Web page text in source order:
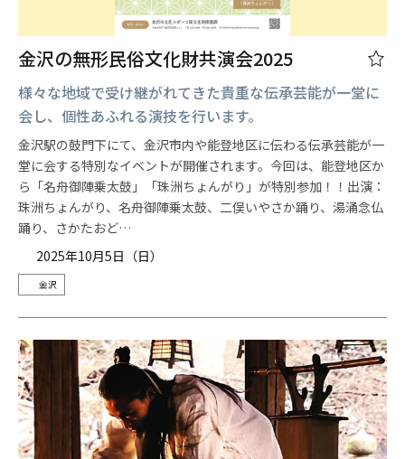
金沢の無形民俗文化財共演会2025
様々な地域で受け継がれてきた貴重な伝承芸能が一堂に
会し、個性あふれる演技を行います。
金沢駅の鼓門下にて、金沢市内や能登地区に伝わる伝承芸能が一
堂に会する特別なイベントが開催されます。今回は、能登地区か
ら「名舟御陣乗太鼓」「珠洲ちょんがり」が特別参加！！出演：
珠洲ちょんがり、名舟御陣乗太鼓、二俣いやさか踊り、湯涌念仏
踊り、さかたおど…
2025年10月5日（日）
金沢